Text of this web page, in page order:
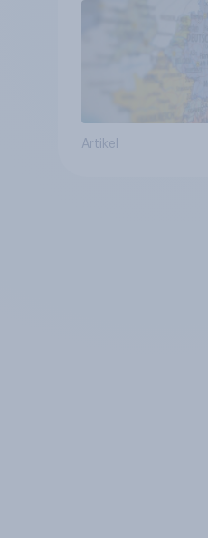
Artikel